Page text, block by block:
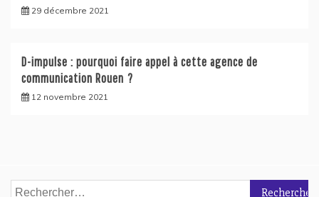
29 décembre 2021
D-impulse : pourquoi faire appel à cette agence de
communication Rouen ?
12 novembre 2021
Rechercher :